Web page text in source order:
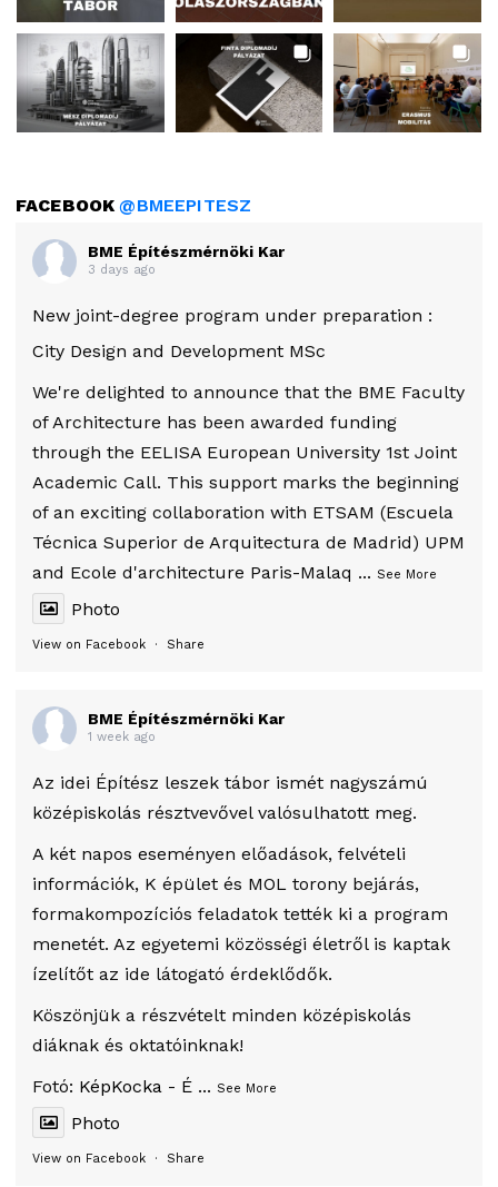
FACEBOOK@BMEEPITESZ
BME Építészmérnöki Kar
3 days ago
New joint-degree program under preparation :
City Design and Development MSc
We're delighted to announce that the BME Faculty
of Architecture has been awarded funding
through the EELISA European University 1st Joint
Academic Call. This support marks the beginning
of an exciting collaboration with ETSAM (Escuela
Técnica Superior de Arquitectura de Madrid) UPM
and Ecole d'architecture Paris-Malaq ... See More
Photo
View on Facebook · Share
BME Építészmérnöki Kar
1 week ago
Az idei Építész leszek tábor ismét nagyszámú
középiskolás résztvevővel valósulhatott meg.
A két napos eseményen előadások, felvételi
információk, K épület és MOL torony bejárás,
formakompozíciós feladatok tették ki a program
menetét. Az egyetemi közösségi életről is kaptak
ízelítőt az ide látogató érdeklődők.
Köszönjük a részvételt minden középiskolás
diáknak és oktatóinknak!
Fotó: KépKocka - É ... See More
Photo
View on Facebook · Share